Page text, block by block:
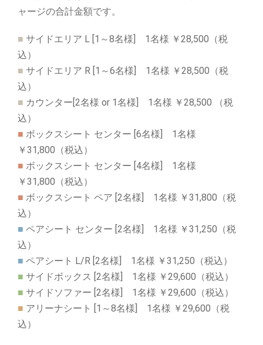
ャージの合計金額です。
■ サイドエリア L [1～8名様] 1名様 ￥28,500 （税
込）
■ サイドエリア R [1～6名様] 1名様 ￥28,500 （税
込）
■ カウンター[2名様 or 1名様] 1名様 ￥28,500
（税
込）
■ ボックスシート センター [6名様] 1名様
￥31,800 （税込）
■ ボックスシート センター [4名様] 1名様
￥31,800 （税込）
■ ボックスシート ペア [2名様] 1名様 ￥31,800 （税
込）
■ ペアシート センター [2名様] 1名様 ￥31,250 （税
込）
■ ペアシート L/R [2名様] 1名様 ￥31,250 （税込）
■ サイドボックス [2名様] 1名様 ￥29,600 （税込）
■ サイドソファー [2名様] 1名様 ￥29,600 （税込）
■ アリーナシート [1～8名様] 1名様 ￥29,600 （税
込）